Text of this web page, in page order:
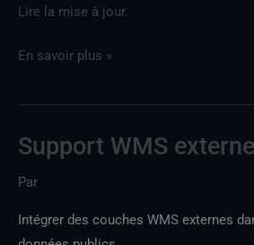
Lire la mise à jour.
En savoir plus »
Support WMS externe
Par
Intégrer des couches WMS externes
Prise
charge
de
systèmes